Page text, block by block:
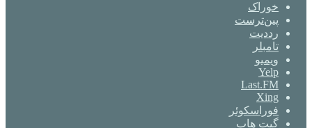
خوراک
‫پین‌ترست
‫رددیت
‫تامبلر
ویمیو
Yelp
Last.FM
Xing
فوراسکوئر
گیت ‌هاب